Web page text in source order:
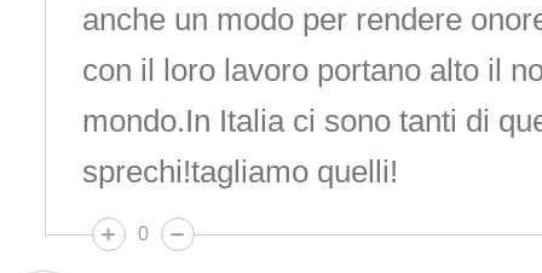
anche un modo per rendere
con il loro lavoro portano alto il
mondo.In Italia ci sono tanti di
sprechi!tagliamo quelli!
0